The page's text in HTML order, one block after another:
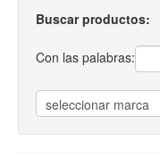
Buscar productos:
Con las palabras: